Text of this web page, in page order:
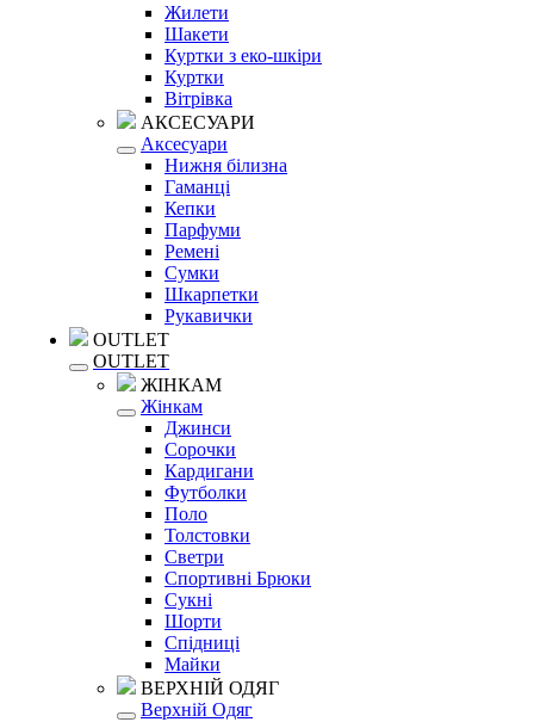
Жилети
Шакети
Куртки з еко-шкіри
Куртки
Вітрівка
АКСЕСУАРИ
Аксесуари
Нижня білизна
Гаманці
Кепки
Парфуми
Ремені
Сумки
Шкарпетки
Рукавички
OUTLET
OUTLET
ЖІНКАМ
Жінкам
Джинси
Сорочки
Кардигани
Футболки
Поло
Толстовки
Светри
Спортивні Брюки
Сукні
Шорти
Спідниці
Майки
ВЕРХНІЙ ОДЯГ
Верхній Одяг